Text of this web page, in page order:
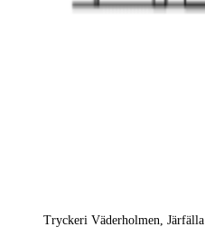
Tryckeri Väderholmen, Järfälla